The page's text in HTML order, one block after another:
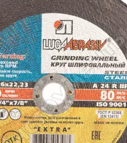
на части
График
Сегодня
25%